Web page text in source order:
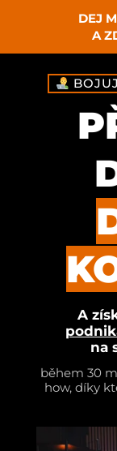
DEJ
A
A
na
během 30
how, díky